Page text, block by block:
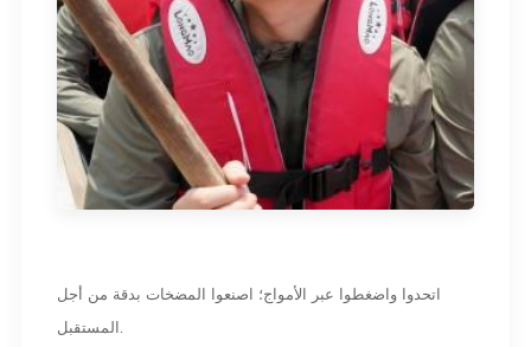
اتحدوا واضغطوا عبر الأمواج؛ اصنعوا المضخات بدقة من أجل
المستقبل.